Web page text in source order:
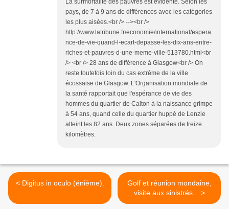
La surmortalité des pauvres est évidente. Selon les
pays, de 7 à 9 ans de différences avec les catégories
les plus aisées.<br /> --><br />
http://www.latribune.fr/economie/international/espera
nce-de-vie-quand-l-ecart-depasse-les-dix-ans-entre-
riches-et-pauvres-d-une-meme-ville-513780.html<br
/> <br /> 28 ans de différence à Glasgow<br /> On
reste toutefois loin du cas extrême de la ville
écossaise de Glasgow. L'Organisation mondiale de
la santé rapportait que l'espérance de vie des
hommes du quartier de Calton à la naissance grimpe
à 54 ans, quand celle du quartier huppé de Lenzie
atteint les 82 ans. Deux zones séparées de treize
kilomètres.
< Digitus in oculo (énième).
Golf et réunion mondaine,
visite aux sinistrés... >